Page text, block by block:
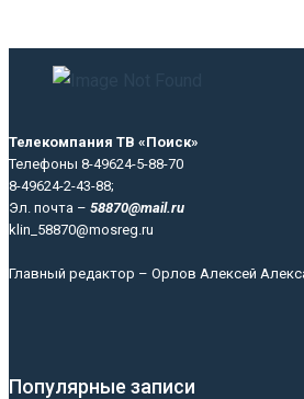
Телекомпания ТВ «Поиск»
Телефоны 8-49624-5-88-70
8-49624-2-43-88;
Эл. почта – 58870@mail.ru
klin_58870@mosreg.ru
Главный редактор – Орлов Алексей
Популярные записи